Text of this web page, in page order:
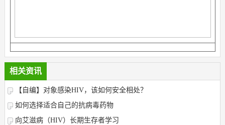
相关资讯
【自编】对象感染HIV，该如何安全相处？
如何选择适合自己的抗病毒药物
向艾滋病（HIV）长期生存者学习